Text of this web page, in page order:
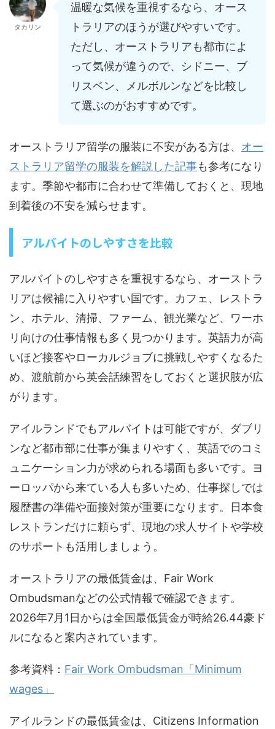
タカリン
温暖な気候を重視するなら、オース
トラリアのほうが選びやすいです。
ただし、オーストラリアも都市によ
って気候が違うので、シドニー、ブ
リスベン、メルボルンなどを比較し
て選ぶのがおすすめです。
オーストラリア留学の服装に不安がある方は、 オー
ストラリア留学の服装を解説した記事も参考になり
ます。季節や都市に合わせて準備しておくと、現地
到着後の不安を減らせます。
アルバイトのしやすさを比較
アルバイトのしやすさを重視するなら、オーストラ
リアは候補に入りやすい国です。カフェ、レストラ
ン、ホテル、清掃、ファーム、観光業など、ワーホ
リ向けの仕事情報も多く見つかります。英語力が高
いほど接客やローカルジョブに挑戦しやすくなるた
め、渡航前から英会話練習をしておくと選択肢が広
がります。
アイルランドでもアルバイトは可能ですが、ダブリ
ンなど都市部に仕事が集まりやすく、英語でのコミ
ュニケーション力が求められる場面も多いです。ヨ
ーロッパから来ている人も多いため、仕事探しでは
履歴書の準備や面接対策が重要になります。日本食
レストランだけに頼らず、現地の求人サイトや学校
のサポートも活用しましょう。
オーストラリアの最低賃金は、Fair Work
Ombudsmanなどの公式情報で確認できます。
2026年7月1日からは全国最低賃金が時給26.44豪ド
ルになると案内されています。
参考資料： Fair Work Ombudsman「Minimum
wages」
アイルランドの最低賃金は、Citizens Information